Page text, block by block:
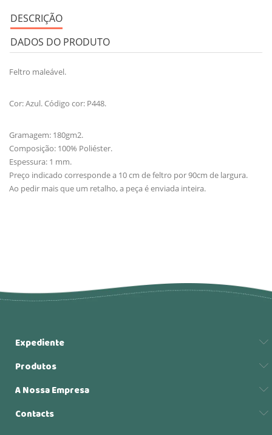
DESCRIÇÃO
DADOS DO PRODUTO
Feltro maleável.
Cor: Azul. Código cor: P448.
Gramagem: 180gm2.
Composição: 100% Poliéster.
Espessura: 1 mm.
Preço indicado corresponde a 10 cm de feltro por 90cm de largura.
Ao pedir mais que um retalho, a peça é enviada inteira.
Expediente
Produtos
A Nossa Empresa
Contacts